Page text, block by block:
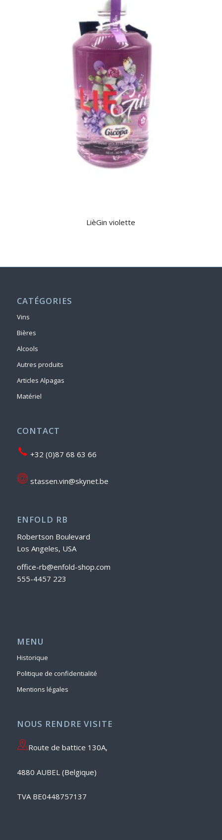
LièGin violette
CATÉGORIES
Vins
Bières
Alcools
Autres produits
Articles Alpagas
Matériel
CONTACT
+32 (0)87 68 63 66
stassen.vin@skynet.be
ENFOLD RB
Robertson Boulevard
Los Angeles, USA
office-rb@enfold-shop.com
555-4457 223
MENU
Historique
Politique de confidentialité
Mentions légales
NOUS RENDRE VISITE
Route de battice 130A,
4880 AUBEL (Belgique)
TVA BE0448757137